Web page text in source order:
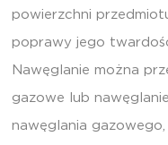
powierzchni
poprawy jego
Nawęglanie można
gazowe lub
nawęglania